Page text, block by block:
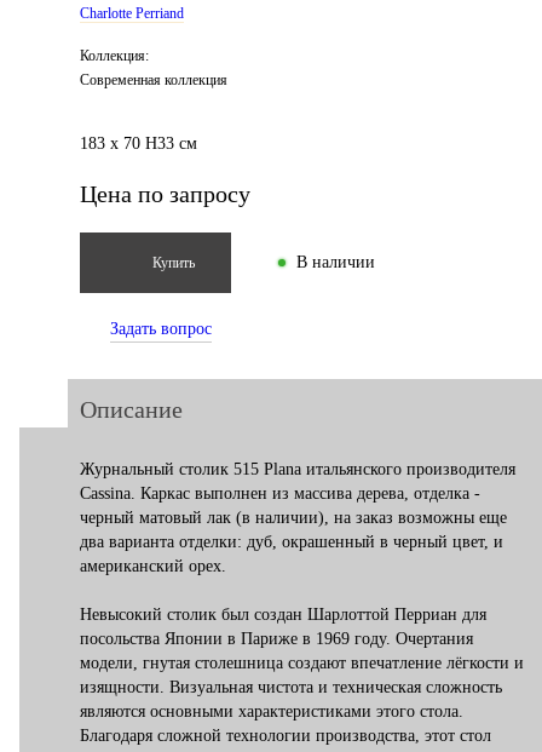
Charlotte Perriand
Коллекция:
Современная коллекция
183 x 70 H33 см
Цена по запросу
Купить В наличии
Задать вопрос
Описание
Журнальный столик 515 Plana итальянского производителя
Cassina. Каркас выполнен из массива дерева, отделка -
черный матовый лак (в наличии), на заказ возможны еще
два варианта отделки: дуб, окрашенный в черный цвет, и
американский орех.
Невысокий столик был создан Шарлоттой Перриан для
посольства Японии в Париже в 1969 году. Очертания
модели, гнутая столешница создают впечатление лёгкости и
изящности. Визуальная чистота и техническая сложность
являются основными характеристиками этого стола.
Благодаря сложной технологии производства, этот стол